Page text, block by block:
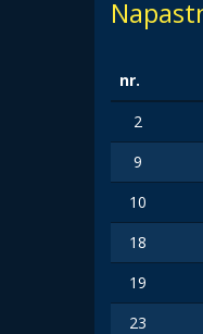
nr.
2
9
10
18
19
23